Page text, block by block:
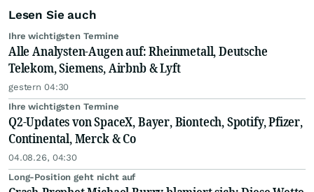
Lesen Sie auch
Ihre wichtigsten Termine
Alle Analysten-Augen auf: Rheinmetall, Deutsche
Telekom, Siemens, Airbnb & Lyft
gestern 04:30
Ihre wichtigsten Termine
Q2-Updates von SpaceX, Bayer, Biontech, Spotify, Pfizer,
Continental, Merck & Co
04.08.26, 04:30
Long-Position geht nicht auf